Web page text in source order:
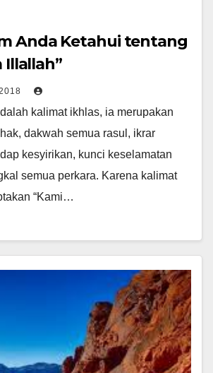
Anda Ketahui tentang
Illallah”
kalimat ikhlas, ia merupakan
dakwah semua rasul, ikrar
kesyirikan, kunci keselamatan
semua perkara. Karena kalimat
“Kami…